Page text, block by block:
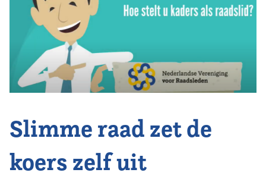
Nieuws
Opleiding
Kennis & Informatie
Vereniging
Slimme raad zet de
koers zelf uit